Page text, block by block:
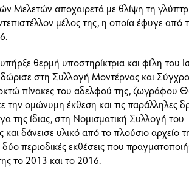
Μελετών αποχαιρετά με θλίψη τη
μέλος της, η οποία έφυγε από
θερμή υποστηρίκτρια και φίλη του
στη Συλλογή Μοντέρνας και
πίνακες του αδελφού της, ζωγράφου
ομώνυμη έκθεση και τις παράλληλες
της ίδιας, στη Νομισματική Συλλογή του
δάνεισε υλικό από το πλούσιο αρχείο
περιοδικές εκθέσεις που
το 2013 και το 2016.